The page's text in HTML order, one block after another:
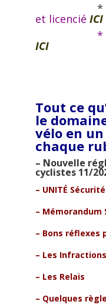
*
et licencié ICI
* La
ICI
Tout ce
le
vélo en
chaque
– Nouvelle
cyclistes 11/
– UNITÉ Sécurité
– Mémorandum
– Bons réflexes
– Les
– Les Relais
– Quelques